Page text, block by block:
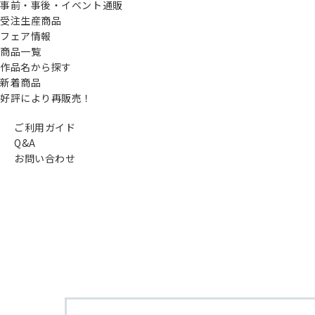
事前・事後・イベント通販
受注生産商品
フェア情報
商品一覧
作品名から探す
新着商品
好評により再販売！
ご利用ガイド
Q&A
お問い合わせ